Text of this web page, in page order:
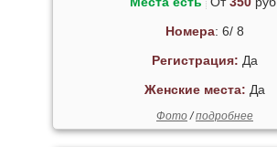
Номера: 6/ 8
Регистрация: Да
Женские места: Да
Фото/подробнее